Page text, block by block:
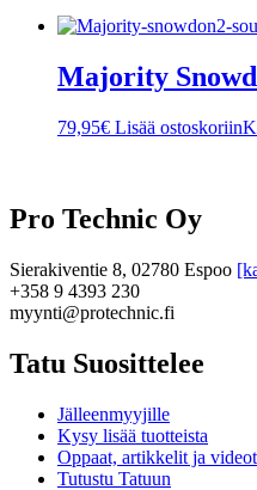
Majority
79,95€ Lisää ostoskoriin
Pro Technic Oy
Sierakiventie 8, 02780 Espoo
+358 9 4393 230
myynti@protechnic.fi
Tatu Suosittelee
Jälleenmyyjille
Kysy lisää tuotteista
Oppaat, artikkelit ja videot
Tutustu Tatuun